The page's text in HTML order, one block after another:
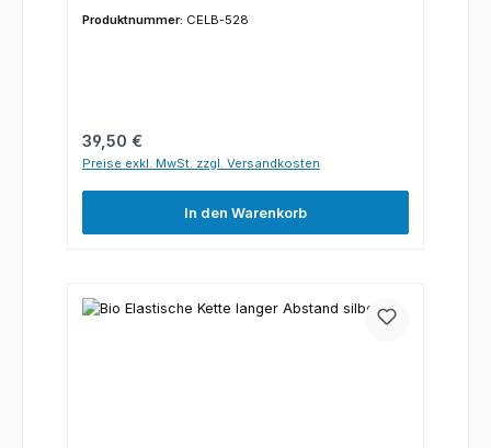
Produktnummer: CELB-528
Regulärer Preis:
39,50 €
Preise exkl. MwSt. zzgl. Versandkosten
In den Warenkorb